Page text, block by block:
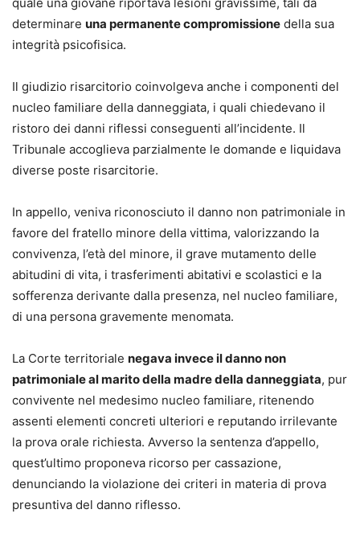
responsabilità precontrattuale e altri ancora.
- Ogni formula è corredata da riferimenti normativi,
commento esplicativo, indicazione di termini, scadenze,
guidare passo dopo passo nella costruzione della strategia
difensiva.
- Struttura per “casi” autonomi: ciascun capitolo ripercorre
l’intero iter logico-giuridico e processuale del singolo
contenzioso, così che il professionista possa concentrarsi
volume.
- Modelli “specifici” e non generici: gli atti sono calibrati
su fattispecie concrete e sulle particolarità emerse nella
pratica forense, offrendo soluzioni già testate in giudizio.
- Aggiornamento alle più recenti novità normative e
giurisprudenziali in materia di risarcimento del danno, con
(TUN) e al D.Lgs. 31 ottobre 2024, n. 164 (correttivo
Cartabia), che incidono su tabelle nazionali, liquidazione
del danno e processo civile digitalizzato.
- Formulari disponibili anche online, in formato editabile e
stampabile, per un immediato riutilizzo e adattamento al
singolo caso concreto.
- Inclusi modelli di contratto di incarico professionale e di
delega in calce agli atti, per completare il fascicolo e
determinare una permanente compromissione della sua
integrità psicofisica.
Il giudizio risarcitorio coinvolgeva anche i componenti del
nucleo familiare della danneggiata, i quali chiedevano il
ristoro dei danni riflessi conseguenti all’incidente. Il
Tribunale accoglieva parzialmente le domande e liquidava
diverse poste risarcitorie.
In appello, veniva riconosciuto il danno non patrimoniale in
favore del fratello minore della vittima, valorizzando la
convivenza, l’età del minore, il grave mutamento delle
abitudini di vita, i trasferimenti abitativi e scolastici e la
sofferenza derivante dalla presenza, nel nucleo familiare,
di una persona gravemente menomata.
La Corte territoriale negava invece il danno non
patrimoniale al marito della madre della danneggiata, pur
convivente nel medesimo nucleo familiare, ritenendo
assenti elementi concreti ulteriori e reputando irrilevante
la prova orale richiesta. Avverso la sentenza d’appello,
quest’ultimo proponeva ricorso per cassazione,
denunciando la violazione dei criteri in materia di prova
presuntiva del danno riflesso.